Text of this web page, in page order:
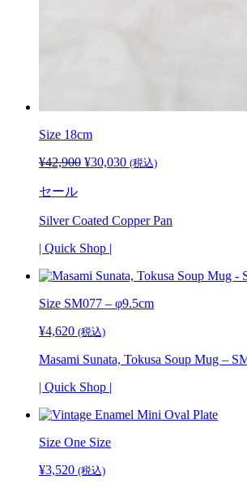
Size 18cm
¥42,900 元
は
¥42,900
し
た。
¥30,030現
格
で
す。
(税込)
セール
Silver Coated Copper Pan
| Quick Shop |
Size SM077 – φ9.5cm
¥4,620 (税込)
Masami Sunata, Tokusa Soup Mug –
| Quick Shop |
Size One Size
¥3,520 (税込)